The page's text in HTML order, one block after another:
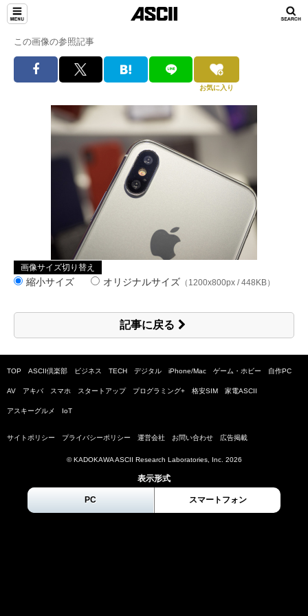
この画像の参照記事
お気に入り
画像サイズ切り替え
縮小サイズ オリジナルサイズ （1200x800px / 448KB）
記事に戻る
TOP ASCII倶楽部 ビジネス TECH デジタル iPhone/Mac ゲーム・ホビー 自作PC
AV アキバ スマホ スタートアップ プログラミング+ 格安SIM 家電ASCII
アスキーグルメ IoT
サイトポリシー プライバシーポリシー 運営会社 お問い合わせ 広告掲載
© KADOKAWA ASCII Research Laboratories, Inc. 2026
表示形式
PC スマートフォン